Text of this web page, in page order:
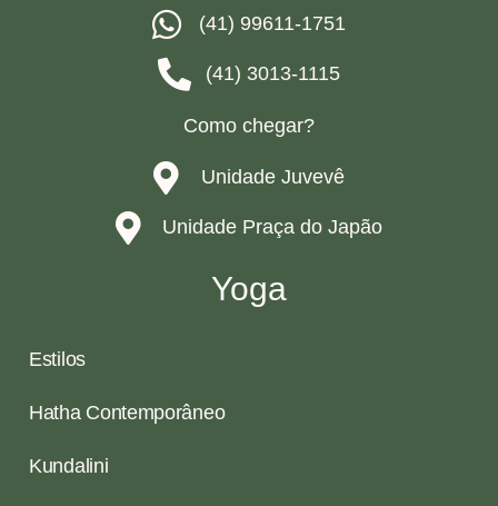
(41) 99611-1751
(41) 3013-1115
Como chegar?
Unidade Juvevê
Unidade Praça do Japão
Yoga
Estilos
Hatha Contemporâneo
Kundalini